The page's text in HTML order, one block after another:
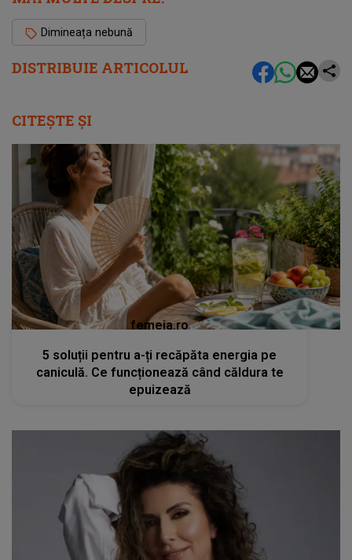
DISTRIBUIE ARTICOLUL
Dimineața nebună
CITEȘTE ȘI
femeia.ro
5 soluții pentru a-ți recăpăta energia pe
caniculă. Ce funcționează când căldura te
epuizează